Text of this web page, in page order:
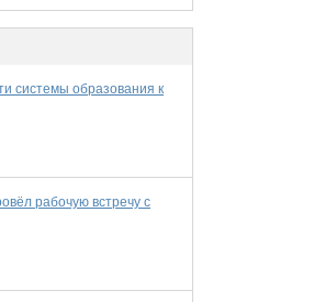
системы образования к
рабочую встречу с